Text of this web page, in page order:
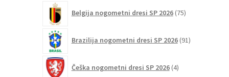
Belgija nogometni dresi SP 2026 75izdelkov
Brazilija nogometni dresi SP 2026 91izdelkov
Češka nogometni dresi SP 2026 4izdelki